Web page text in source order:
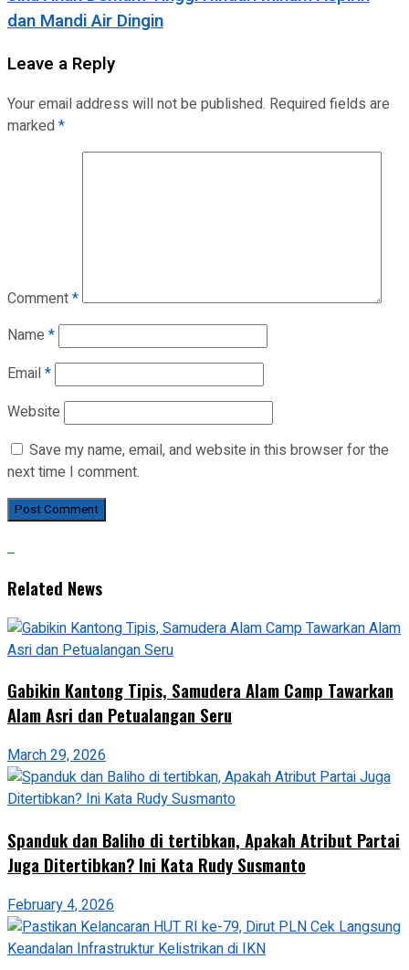
dan Mandi Air Dingin
Leave a Reply
Your email address will not be published. Required fields are
marked*
Comment*
Name *
Email*
Website
Save my name, email, and website in this browser for the
next time I comment.
Related News
Gabikin Kantong Tipis, Samudera Alam Camp Tawarkan
Alam Asri dan Petualangan Seru
March 29, 2026
Spanduk dan Baliho di tertibkan, Apakah Atribut Partai
Juga Ditertibkan? Ini Kata Rudy Susmanto
February 4, 2026